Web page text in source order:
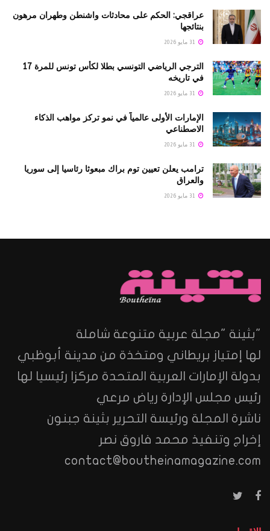
عراقجي: الحكم على محادثات واشنطن وطهران مرهون
بنتائجها
الترجي الرياضي التونسي بطلا لكأس تونس للمرة 17
في تاريخه
الإمارات الأولى عالمياً في نمو تركز مواهب الذكاء
الاصطناعي
ترامب يعلن تعيين توم براك مبعوثا رئاسيا إلى سوريا
والعراق
"بثينة "مجلة عربية متنوعة شاملة
لها إمتياز بريطاني ومتخذة من مدينة أبوظبي
بدولة الإمارات العربية المتحدة مركزا رئيسيا لها
رئيس مجلس الإدارة رياض مرعي
ناشرة المجلة ورئيسة التحرير بثينة جبنون
إخراج وتنفيذ محمد فاروق نصر
contact@boutheinamagazine.com